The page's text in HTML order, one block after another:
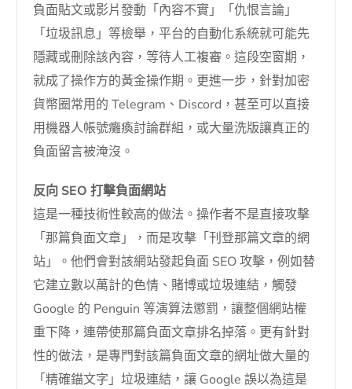
負面貼文或影片發動「內容不實」「仇恨言論」
「垃圾訊息」等檢舉，平台的自動化系統就可能先
隱藏或刪除該內容，等待人工複審。這段空窗期，
就成了操作方的黃金操作期。更進一步，針對加密
貨幣圈常用的 Telegram、Discord，甚至可以直接
用機器人帳號癱瘓討論群組，或大量洗版讓真正的
負面留言被淹沒。
反向 SEO 打擊負面網站
這是一種技術性較高的做法。操作者不是直接攻擊
「那篇負面文章」，而是攻擊「刊登那篇文章的網
站」。他們會對該網站發起負面 SEO 攻擊，例如替
它建立數以萬計的色情、賭博或垃圾連結，觸發
Google 的 Penguin 等演算法懲罰，讓整個網站權
重下降，連帶使那篇負面文章排名掉落。更有針對
性的做法，是專門對該篇負面文章的網址做大量的
「精確錨文字」垃圾連結，讓 Google 誤以為這是